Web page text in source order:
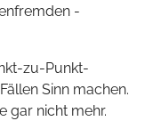
-
zu-Punkt-
Sinn machen.
gar nicht mehr.